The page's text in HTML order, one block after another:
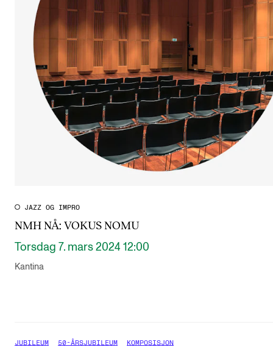
JAZZ OG IMPRO
NMH NÅ: VOKUS NOMU
Torsdag 7. mars 2024 12:00
Kantina
JUBILEUM 50-ÅRSJUBILEUM KOMPOSISJON